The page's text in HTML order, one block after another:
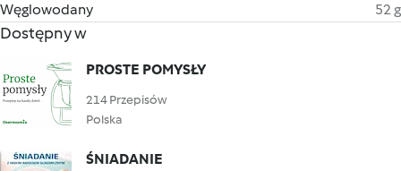
Węglowodany
52 g
Dostępny w
PROSTE POMYSŁY
214 Przepisów
Polska
ŚNIADANIE